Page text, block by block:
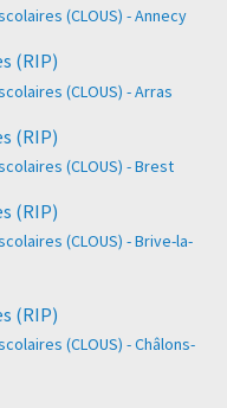
(CLOUS) - Annecy
(RIP)
(CLOUS) - Arras
(RIP)
(CLOUS) - Brest
(RIP)
(CLOUS) - Brive-la-
(RIP)
(CLOUS) - Châlons-